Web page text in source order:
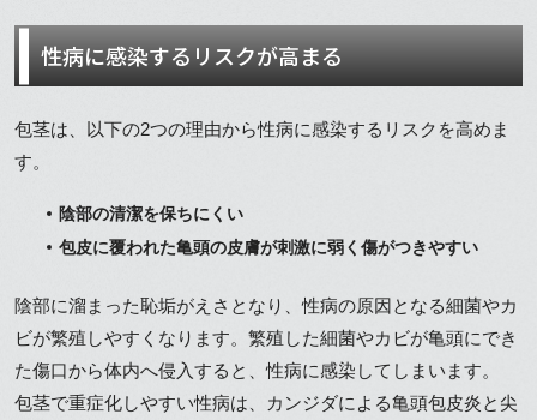
性病に感染するリスクが高まる
包茎は、以下の2つの理由から性病に感染するリスクを高めま
す。
陰部の清潔を保ちにくい
包皮に覆われた亀頭の皮膚が刺激に弱く傷がつきやすい
陰部に溜まった恥垢がえさとなり、性病の原因となる細菌やカ
ビが繁殖しやすくなります。繁殖した細菌やカビが亀頭にでき
た傷口から体内へ侵入すると、性病に感染してしまいます。
包茎で重症化しやすい性病は、カンジダによる亀頭包皮炎と尖